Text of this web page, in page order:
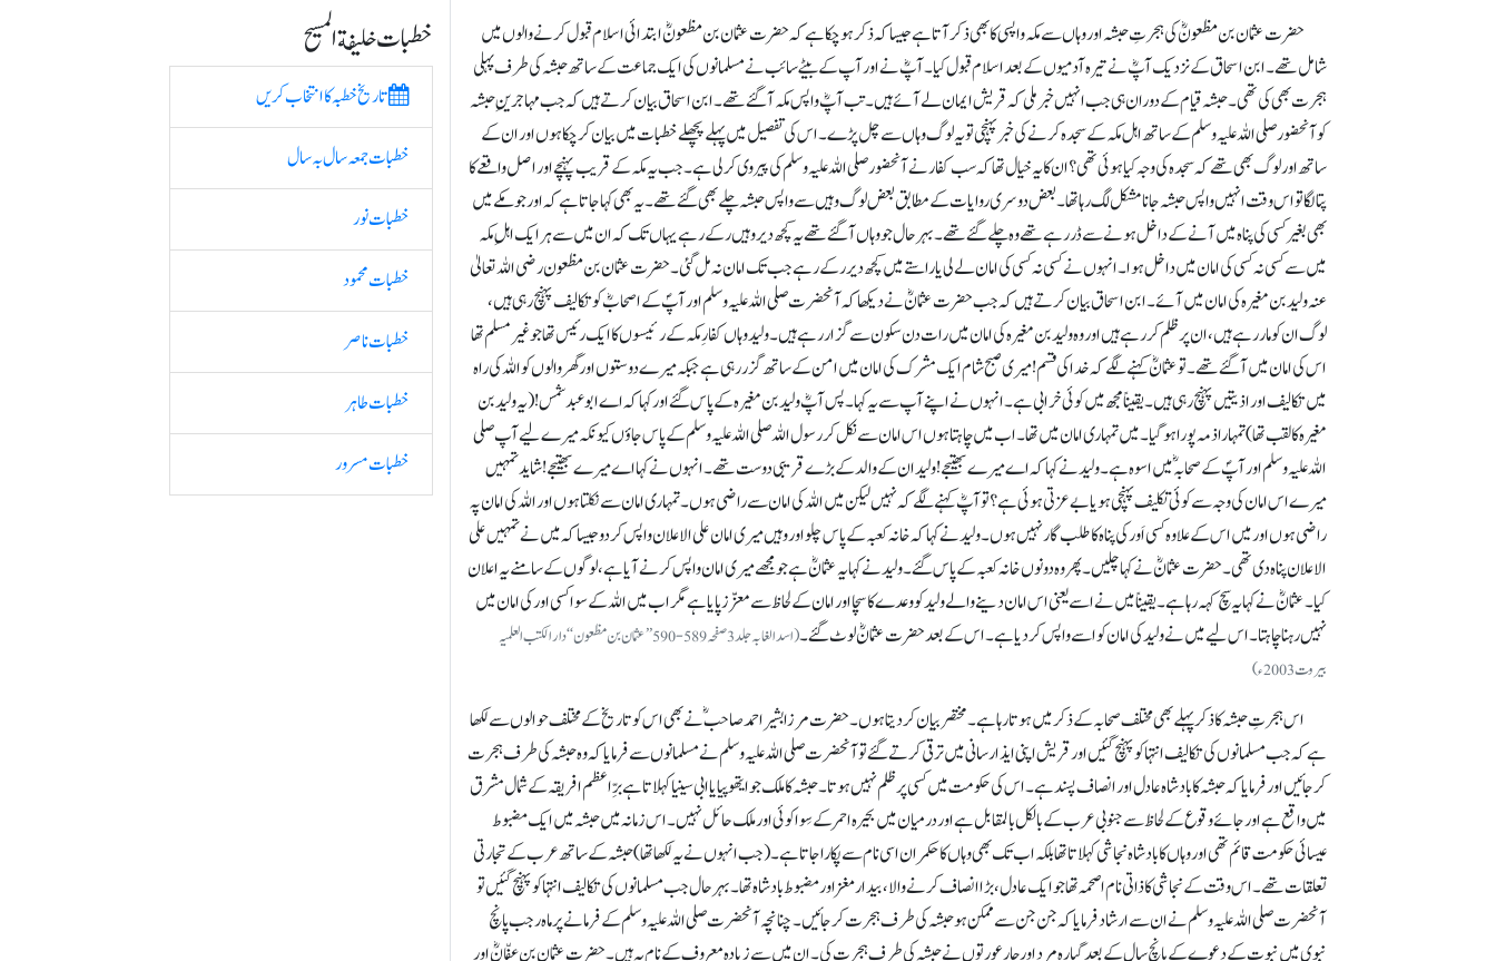
حضرت عثمان بن مظعونؓ کی ہجرتِ حبشہ اور وہاں سے مکہ واپسی کا بھی ذکر آتا ہے جیسا کہ ذکر ہو چکا ہے کہ حضرت عثمان بن مظعونؓ ابتدائی اسلام قبول کرنے والوں میں
شامل تھے۔ ابن اسحاق کے نزدیک آپؓ نے تیرہ آدمیوں کے بعد اسلام قبول کیا۔ آپؓ نے اور آپ کے بیٹے سائب نے مسلمانوں کی ایک جماعت کے ساتھ حبشہ کی طرف پہلی
ہجرت بھی کی تھی۔ حبشہ قیام کے دوران ہی جب انہیں خبر ملی کہ قریش ایمان لے آئے ہیں۔ تب آپؓ واپس مکہ آ گئے تھے۔ ابن اسحاق بیان کرتے ہیں کہ جب مہاجرینِ حبشہ
کو آنحضور صلی اللہ علیہ وسلم کے ساتھ اہل مکہ کے سجدہ کرنے کی خبر پہنچی تو یہ لوگ وہاں سے چل پڑے۔ اس کی تفصیل میں پہلے پچھلے خطبات میں بیان کر چکا ہوں اور ان کے
ساتھ اور لوگ بھی تھے کہ سجدہ کی وجہ کیا ہوئی تھی؟ ان کا یہ خیال تھا کہ سب کفار نے آنحضور صلی اللہ علیہ وسلم کی پیروی کر لی ہے۔ جب یہ مکہ کے قریب پہنچے اور اصل واقعے کا
پتا لگا تو اس وقت انہیں واپس حبشہ جانا مشکل لگ رہا تھا۔ بعض دوسری روایات کے مطابق بعض لوگ وہیں سے واپس حبشہ چلے بھی گئے تھے۔ یہ بھی کہا جاتا ہے کہ اور جو مکے میں
بھی بغیر کسی کی پناہ میں آنے کے داخل ہونے سے ڈر رہے تھے وہ چلے گئے تھے۔ بہرحال جو وہاں آ گئے تھے یہ کچھ دیر وہیں رکے رہے یہاں تک کہ ان میں سے ہر ایک اہلِ مکہ
میں سے کسی نہ کسی کی امان میں داخل ہوا۔ انہوں نے کسی نہ کسی کی امان لے لی یا راستے میں کچھ دیر رکے رہے جب تک امان نہ مل گئی۔ حضرت عثمان بن مظعون رضی اللہ تعالیٰ
عنہ ولید بن مغیرہ کی امان میں آئے۔ ابن اسحاق بیان کرتے ہیں کہ جب حضرت عثمانؓ نے دیکھا کہ آنحضرت صلی اللہ علیہ وسلم اور آپؐ کے اصحابؓ کو تکالیف پہنچ رہی ہیں،
لوگ ان کو مار رہے ہیں، ان پر ظلم کر رہے ہیں اور وہ ولید بن مغیرہ کی امان میں رات دن سکون سے گزار رہے ہیں۔ ولید وہاں کفار ِمکہ کے رئیسوں کا ایک رئیس تھا جو غیر مسلم تھا
اس کی امان میں آ گئے تھے۔ تو عثمانؓ کہنے لگے کہ خدا کی قسم! میری صبح شام ایک مشرک کی امان میں امن کے ساتھ گزر رہی ہے جبکہ میرے دوستوں اور گھر والوں کو اللہ کی راہ
میں تکالیف اور اذیتیں پہنچ رہی ہیں۔ یقیناً مجھ میں کوئی خرابی ہے۔ انہوں نے اپنے آپ سے یہ کہا۔ پس آپؓ ولید بن مغیرہ کے پاس گئے اور کہا کہ اے ابو عبدشمس! (یہ ولید بن
مغیرہ کا لقب تھا) تمہارا ذمہ پورا ہو گیا۔ میں تمہاری امان میں تھا۔ اب میں چاہتا ہوں اس امان سے نکل کر رسول اللہ صلی اللہ علیہ وسلم کے پاس جاؤں کیونکہ میرے لیے آپ صلی
اللہ علیہ وسلم اور آپؐ کے صحابہؓ میں اسوہ ہے۔ ولیدنے کہا کہ اے میرے بھتیجے! ولید ان کے والد کے بڑے قریبی دوست تھے۔ انہوں نے کہا اے میرے بھتیجے! شاید تمہیں
میرے اس امان کی وجہ سے کوئی تکلیف پہنچی ہو یا بے عزتی ہوئی ہے؟ تو آپؓ کہنے لگے کہ نہیں لیکن میں اللہ کی امان سے راضی ہوں۔ تمہاری امان سے نکلتا ہوں اور اللہ کی امان پہ
راضی ہوں اور میں اس کے علاوہ کسی اَور کی پناہ کا طلب گار نہیں ہوں۔ ولیدنے کہا کہ خانہ کعبہ کے پاس چلو اور وہیں میری امان علی الاعلان واپس کر دو جیسا کہ میں نے تمہیں علی
الاعلان پناہ دی تھی۔ حضرت عثمانؓ نے کہا چلیں۔ پھر وہ دونوں خانہ کعبہ کے پاس گئے۔ ولیدنے کہا یہ عثمانؓ ہے جو مجھے میری امان واپس کرنے آیا ہے، لوگوں کے سامنے یہ اعلان
کیا۔ عثمانؓ نے کہا یہ سچ کہہ رہا ہے۔ یقیناً میں نے اسے یعنی اس امان دینے والے ولید کو وعدے کا سچا اور امان کے لحاظ سے معزّز پایا ہے مگر اب میں اللہ کے سوا کسی اور کی امان میں
نہیں رہنا چاہتا۔ اس لیے میں نے ولید کی امان کو اسے واپس کر دیا ہے۔ اس کے بعد حضرت عثمانؓ لوٹ گئے۔
(اسد الغابہ جلد 3 صفحہ 589-590 ’’عثمان بن مظعون‘‘ دار الکتب العلمیہ
بیروت2003ء)
اس ہجرتِ حبشہ کا ذکر پہلے بھی مختلف صحابہ کے ذکر میں ہوتا رہا ہے۔ مختصر بیان کر دیتا ہوں۔ حضرت مرزا بشیر احمد صاحبؓ نے بھی اس کو تاریخ کے مختلف حوالوں سے لکھا
ہے کہ جب مسلمانوں کی تکالیف انتہا کو پہنچ گئیں اور قریش اپنی ایذا رسانی میں ترقی کرتے گئے تو آنحضرت صلی اللہ علیہ وسلم نے مسلمانوں سے فرمایا کہ وہ حبشہ کی طرف ہجرت
کر جائیں اور فرمایا کہ حبشہ کا بادشاہ عادل اور انصاف پسند ہے۔ اس کی حکومت میں کسی پر ظلم نہیں ہوتا۔ حبشہ کا ملک جو ایتھوپیا یا ابی سینیا کہلاتا ہے برِّ اعظم افریقہ کے شمال مشرق
میں واقع ہے اور جائے وقوع کے لحاظ سے جنوبی عرب کے بالکل بالمقابل ہے اور درمیان میں بحیرہ احمر کے سِوا کوئی اور ملک حائل نہیں۔ اس زمانہ میں حبشہ میں ایک مضبوط
عیسائی حکومت قائم تھی اور وہاں کا بادشاہ نجاشی کہلاتا تھا بلکہ اب تک بھی وہاں کا حکمران اسی نام سے پکارا جاتا ہے۔ (جب انہوں نے یہ لکھا تھا) حبشہ کے ساتھ عرب کے تجارتی
تعلقات تھے۔ اس وقت کے نجاشی کا ذاتی نام اصحمہ تھاجو ایک عادل، بڑا انصاف کرنے والا، بیدار مغز اور مضبوط بادشاہ تھا۔ بہرحال جب مسلمانوں کی تکالیف انتہا کو پہنچ گئیں تو
آنحضرت صلی اللہ علیہ وسلم نے ان سے ارشاد فرمایا کہ جن جن سے ممکن ہو حبشہ کی طرف ہجرت کر جائیں۔ چنانچہ آنحضرت صلی اللہ علیہ وسلم کے فرمانے پر ماہ رجب پانچ
نبوی میں نبوت کے دعوے کے پانچ سال کے بعد گیارہ مرد اور چار عورتوں نے حبشہ کی طرف ہجرت کی۔ ان میں سے زیادہ معروف کے نام یہ ہیں۔ حضرت عثمان بن عفّانؓ اور
خطبات خلیفة المسیح
تاریخ خطبہ کا انتخاب کریں
خطبات جمعہ سال بہ سال
خطبات نور
خطبات محمود
خطبات ناصر
خطبات طاہر
خطبات مسرور